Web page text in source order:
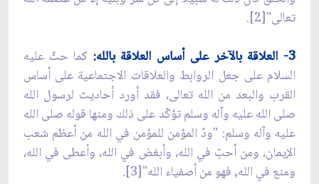
تعالى"[2].
3- العلاقة بالآخر على أساس العلاقة بالله:
كما حثّ عليه
السلام على جعل الروابط والعلاقات الاجتماعية على أساس
القرب والبعد من الله تعالى، فقد أورد أحاديث لرسول الله
صلى الله عليه وآله وسلم تؤكّد على ذلك ومنها قوله صلى الله
عليه وآله وسلم: "ودّ المؤمن للمؤمن في الله من أعظم شعب
الإيمان، ومن أحبّ في الله، وأبغض في الله، وأعطى في الله،
ومنع في الله, فهو من أصفياء الله"[3].